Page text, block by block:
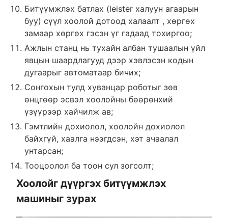
Битүүмжлэх батлах (leister халуун агаарын
буу) сүүл хоолой дотоод халаалт , хөргөх
замаар хөргөх гэсэн үг гадаад тохиргоо;
Ажлын станц нь тухайн албан тушаалын үйл
явцын шаардлагууд дээр хэвлэсэн кодын
дугаарыг автоматаар бичих;
Сонгохын тулд хуванцар роботыг зөв
өнцгөөр эсвэл хоолойны бөөрөнхий
үзүүрээр хайчилж ав;
Гэмтлийн дохиолол, хоолойн дохиолол
байхгүй, хаалга нээгдсэн, хэт ачаалал
унтарсан;
Тооцоолол ба тоон сул зогсолт;
Хоолойг дүүргэх битүүмжлэх
машиныг зурах